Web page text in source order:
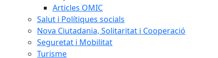
Articles OMIC
Salut i Polítiques socials
Nova Ciutadania, Solitaritat i Cooperació
Seguretat i Mobilitat
Turisme